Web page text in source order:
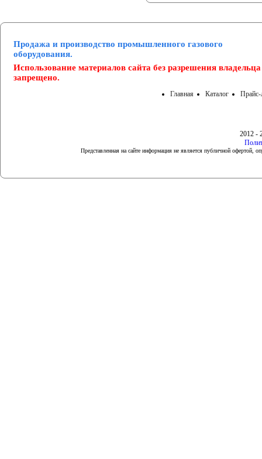
Продажа и производство промышленного газового
оборудования.
Использование материалов сайта без разрешения владельца
запрещено.
Главная Каталог Прайс-
2012 -
Представленная на сайте информация не является публичной